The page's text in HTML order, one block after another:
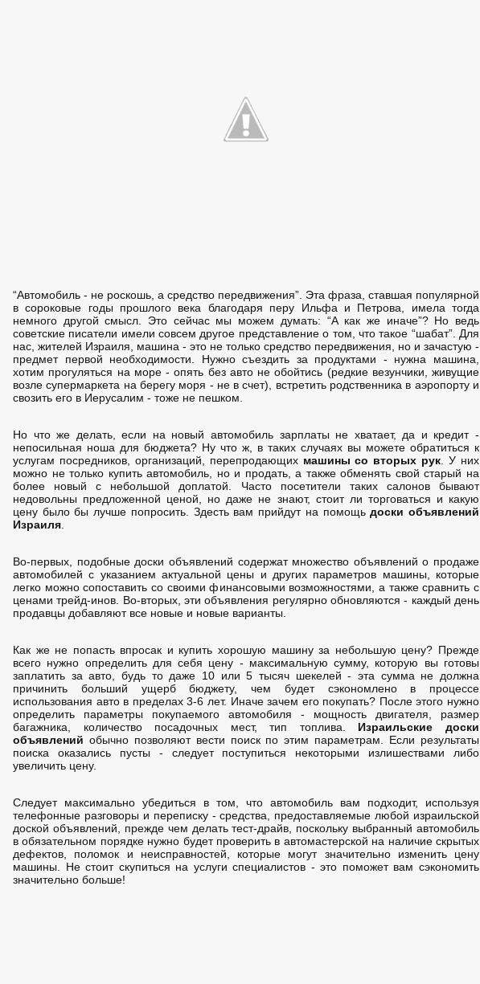
“Автомобиль - не роскошь, а средство передвижения”. Эта фраза, ставшая популярной
в сороковые годы прошлого века благодаря перу Ильфа и Петрова, имела тогда
немного другой смысл. Это сейчас мы можем думать: “А как же иначе”? Но ведь
советские писатели имели совсем другое представление о том, что такое “шабат”. Для
нас, жителей Израиля, машина - это не только средство передвижения, но и зачастую -
предмет первой необходимости. Нужно съездить за продуктами - нужна машина,
хотим прогуляться на море - опять без авто не обойтись (редкие везунчики, живущие
возле супермаркета на берегу моря - не в счет), встретить родственника в аэропорту и
свозить его в Иерусалим - тоже не пешком.
Но что же делать, если на новый автомобиль зарплаты не хватает, да и кредит -
непосильная ноша для бюджета? Ну что ж, в таких случаях вы можете обратиться к
услугам посредников, организаций, перепродающих машины со вторых рук . У них
можно не только купить автомобиль, но и продать, а также обменять свой старый на
более новый с небольшой доплатой. Часто посетители таких салонов бывают
недовольны предложенной ценой, но даже не знают, стоит ли торговаться и какую
цену было бы лучше попросить. Здесть вам прийдут на помощьдоски объявлений
Израиля
Во-первых, подобные доски объявлений содержат множество объявлений о продаже
автомобилей с указанием актуальной цены и других параметров машины, которые
легко можно сопоставить со своими финансовыми возможностями, а также сравнить с
ценами трейд-инов. Во-вторых, эти объявления регулярно обновляются - каждый день
продавцы добавляют все новые и новые варианты.
Как же не попасть впросак и купить хорошую машину за небольшую цену? Прежде
всего нужно определить для себя цену - максимальную сумму, которую вы готовы
заплатить за авто, будь то даже 10 или 5 тысяч шекелей - эта сумма не должна
причинить больший ущерб бюджету, чем будет сэкономлено в процессе
использования авто в пределах 3-6 лет. Иначе зачем его покупать? После этого нужно
определить параметры покупаемого автомобиля - мощность двигателя, размер
багажника, количество посадочных мест, тип топлива. Израильские доски
объявлений обычно позволяют вести поиск по этим параметрам. Если результаты
поиска оказались пусты - следует поступиться некоторыми излишествами либо
увеличить цену.
Следует максимально убедиться в том, что автомобиль вам подходит, используя
телефонные разговоры и переписку - средства, предоставляемые любой израильской
доской объявлений, прежде чем делать тест-драйв, поскольку выбранный автомобиль
в обязательном порядке нужно будет проверить в автомастерской на наличие скрытых
дефектов, поломок и неисправностей, которые могут значительно изменить цену
машины. Не стоит скупиться на услуги специалистов - это поможет вам сэкономить
значительно больше!